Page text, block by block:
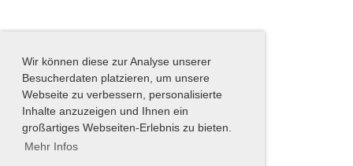
Wir können diese zur Analyse unserer
Besucherdaten platzieren, um unsere
Webseite zu verbessern, personalisierte
Inhalte anzuzeigen und Ihnen ein
großartiges Webseiten-Erlebnis zu bieten.
Mehr Infos